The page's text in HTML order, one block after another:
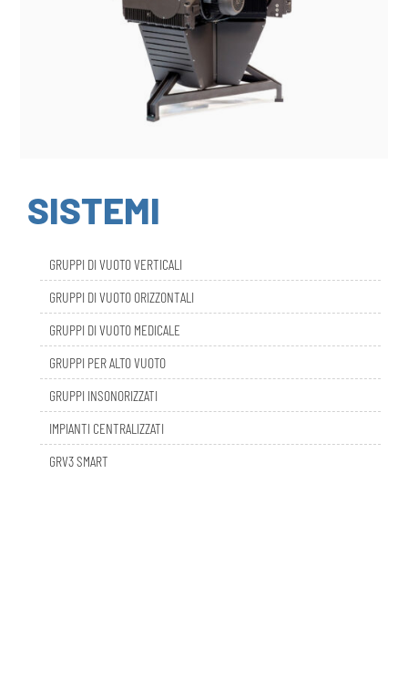
SISTEMI
GRUPPI DI VUOTO VERTICALI
GRUPPI DI VUOTO ORIZZONTALI
GRUPPI DI VUOTO MEDICALE
GRUPPI PER ALTO VUOTO
GRUPPI INSONORIZZATI
IMPIANTI CENTRALIZZATI
GRV3 SMART